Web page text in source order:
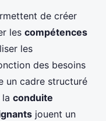
de créer
les compétences
les
des besoins
un cadre structuré
conduite
jouent un